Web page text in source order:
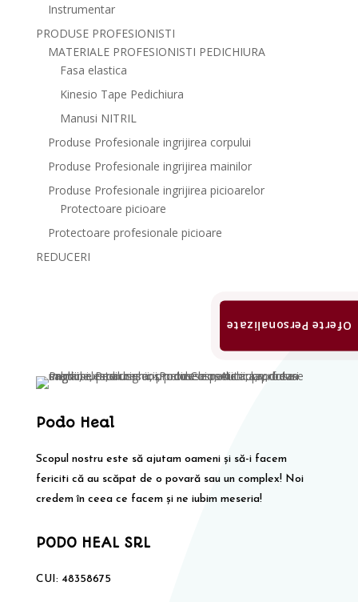
Instrumentar
PRODUSE PROFESIONISTI
MATERIALE PROFESIONISTI PEDICHIURA
Fasa elastica
Kinesio Tape Pedichiura
Manusi NITRIL
Produse Profesionale ingrijirea corpului
Produse Profesionale ingrijirea mainilor
Produse Profesionale ingrijirea picioarelor
Protectoare picioare
Protectoare profesionale picioare
REDUCERI
Podo Heal
Scopul nostru este să ajutam oameni și să-i facem
fericiti că au scăpat de o povară sau un complex! Noi
credem în ceea ce facem și ne iubim meseria!
PODO HEAL SRL
CUI: 48358675
Oferte Personalizate